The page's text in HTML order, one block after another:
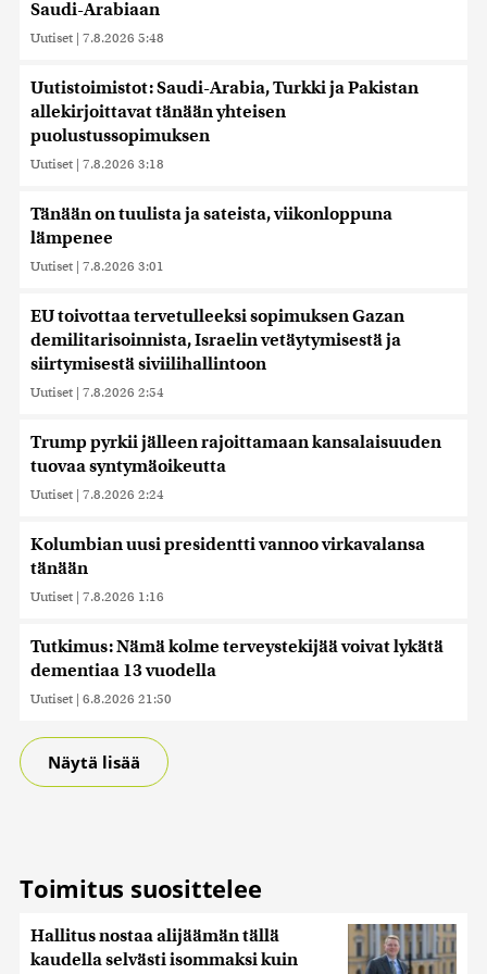
Saudi-Arabiaan
Uutiset | 7.8.2026 5:48
Uutistoimistot: Saudi-Arabia, Turkki ja Pakistan
allekirjoittavat tänään yhteisen
puolustussopimuksen
Uutiset | 7.8.2026 3:18
Tänään on tuulista ja sateista, viikonloppuna
lämpenee
Uutiset | 7.8.2026 3:01
EU toivottaa tervetulleeksi sopimuksen Gazan
demilitarisoinnista, Israelin vetäytymisestä ja
siirtymisestä siviilihallintoon
Uutiset | 7.8.2026 2:54
Trump pyrkii jälleen rajoittamaan kansalaisuuden
tuovaa syntymäoikeutta
Uutiset | 7.8.2026 2:24
Kolumbian uusi presidentti vannoo virkavalansa
tänään
Uutiset | 7.8.2026 1:16
Tutkimus: Nämä kolme terveystekijää voivat lykätä
dementiaa 13 vuodella
Uutiset | 6.8.2026 21:50
Näytä lisää
Toimitus suosittelee
Hallitus nostaa alijäämän tällä
kaudella selvästi isommaksi kuin